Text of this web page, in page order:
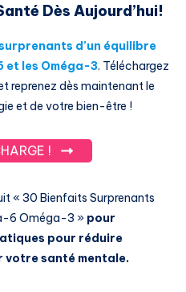
Dès Aujourd’hui!
d’un équilibre
et les Oméga-3. Téléchargez
reprenez dès maintenant le
et de votre bien-être !
!
« 30 Bienfaits Surprenants
6 Oméga-3 » pour
pour réduire
votre santé mentale.